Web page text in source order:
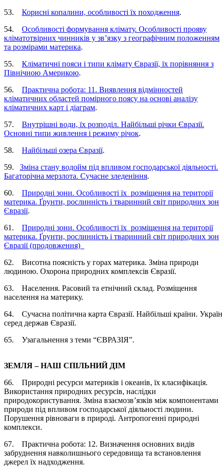
53. Корисні копалини, особливості їх походження.
54. Особливості формування клімату. Особливості прояву
кліматотвірних чинників у зв’язку з географічним положенням
та розмірами материка.
55. Кліматичні пояси і типи клімату Євразії, їх порівняння з
Північною Америкою.
56. Практична робота: 11. Виявлення відмінностей
кліматичних областей помірного поясу на основі аналізу
кліматичних карт і діаграм.
57. Внутрішні води, їх розподіл. Найбільші річки Євразії.
Основні типи живлення і режиму річок.
58. Найбільші озера Євразії.
59. Зміна стану водойм під впливом господарської діяльності.
Багаторічна мерзлота. Сучасне зледеніння.
60. Природні зони. Особливості їх розміщення на території
материка. Ґрунти, рослинність і тваринний світ природних зон
Євразії.
61. Природні зони. Особливості їх розміщення на території
материка. Ґрунти, рослинність і тваринний світ природних зон
Євразії (продовження)
62. Висотна поясність у горах материка. Зміна природи
людиною. Охорона природних комплексів Євразії.
63. Населення. Расовий та етнічний склад. Розміщення
населення на материку.
64. Сучасна політична карта Євразії. Найбільші країни.
серед держав Євразії.
65. Узагальнення з теми “ЄВРАЗІЯ”.
ЗЕМЛЯ – НАШ СПІЛЬНИЙ ДІМ
66. Природні ресурси материків і океанів, їх класифікація.
Використання природних ресурсів, наслідки
природокористування. Зміна взаємозв’язків між компонентами
природи під впливом господарської діяльності людини.
Порушення рівноваги в природі. Антропогенні природні
комплекси.
67. Практична робота: 12. Визначення основних видів
забруднення навколишнього середовища та встановлення
джерел їх надходження.